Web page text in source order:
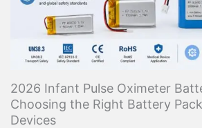
2026 Infant Pulse Oximeter
Choosing the Right Battery
Devices